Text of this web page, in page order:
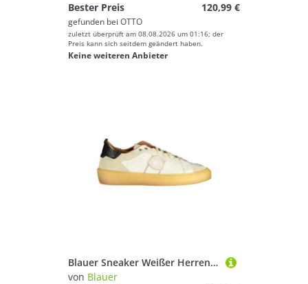
Bester Preis
120,99 €
gefunden bei OTTO
zuletzt überprüft am 08.08.2026 um 01:16; der
Preis kann sich seitdem geändert haben.
Keine weiteren Anbieter
Blauer Sneaker Weißer Herrensportschuh mit Kontrasten &
von Blauer